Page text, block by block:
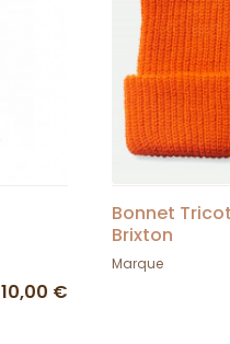
10,00 €
Bonnet
Brixton
Marque